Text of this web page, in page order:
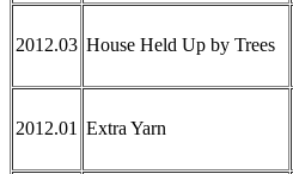
2012.03 House Held Up by Trees
2012.01 Extra Yarn